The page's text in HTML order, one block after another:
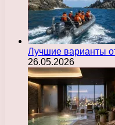
Лучшие варианты
26.05.2026